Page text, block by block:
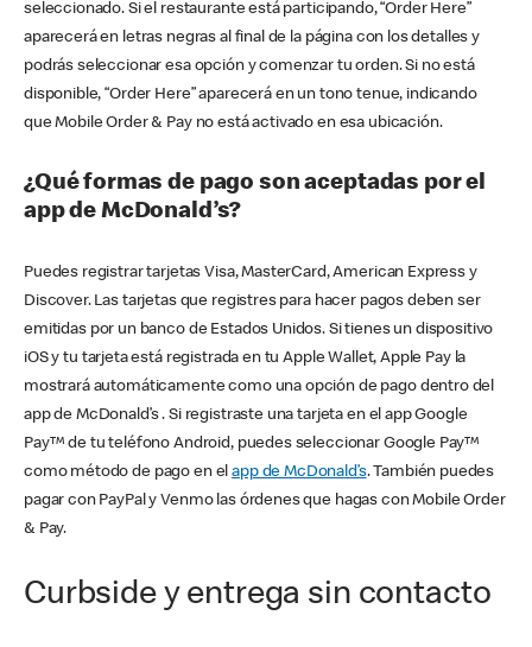
seleccionado. Si el restaurante está participando, “Order Here”
aparecerá en letras negras al final de la página con los detalles y
podrás seleccionar esa opción y comenzar tu orden. Si no está
disponible, “Order Here” aparecerá en un tono tenue, indicando
que Mobile Order & Pay no está activado en esa ubicación.
¿Qué formas de pago son aceptadas por el
app de McDonald’s?
Puedes registrar tarjetas Visa, MasterCard, American Express y
Discover. Las tarjetas que registres para hacer pagos deben ser
emitidas por un banco de Estados Unidos. Si tienes un dispositivo
iOS y tu tarjeta está registrada en tu Apple Wallet, Apple Pay la
mostrará automáticamente como una opción de pago dentro del
app de McDonald’s . Si registraste una tarjeta en el app Google
Pay™ de tu teléfono Android, puedes seleccionar Google Pay™
como método de pago en elapp de McDonald’s. También puedes
pagar con PayPal y Venmo las órdenes que hagas con Mobile Order
& Pay.
Curbside y entrega sin contacto